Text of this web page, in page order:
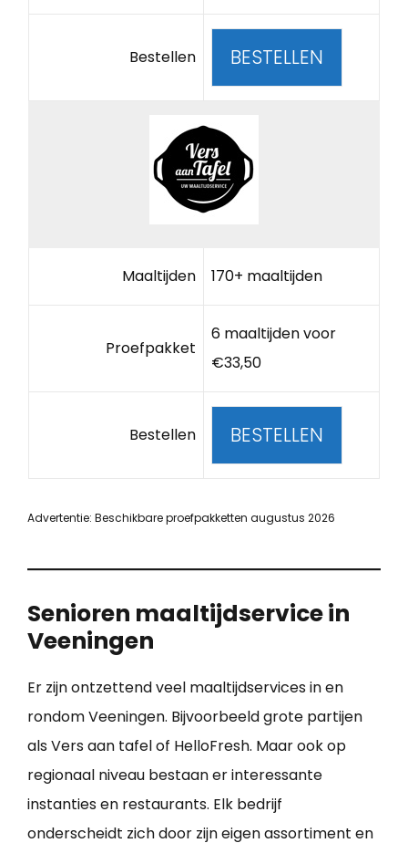
Bestellen BESTELLEN
Maaltijden 170+ maaltijden
Proefpakket
6 maaltijden voor
€33,50
Bestellen BESTELLEN
Advertentie: Beschikbare proefpakketten augustus 2026
Senioren maaltijdservice in
Veeningen
Er zijn ontzettend veel maaltijdservices in en
rondom Veeningen. Bijvoorbeeld grote partijen
als Vers aan tafel of HelloFresh. Maar ook op
regionaal niveau bestaan er interessante
instanties en restaurants. Elk bedrijf
onderscheidt zich door zijn eigen assortiment en